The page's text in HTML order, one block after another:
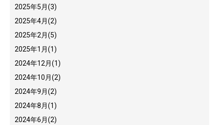
2025年5月(3)
2025年4月(2)
2025年2月(5)
2025年1月(1)
2024年12月(1)
2024年10月(2)
2024年9月(2)
2024年8月(1)
2024年6月(2)